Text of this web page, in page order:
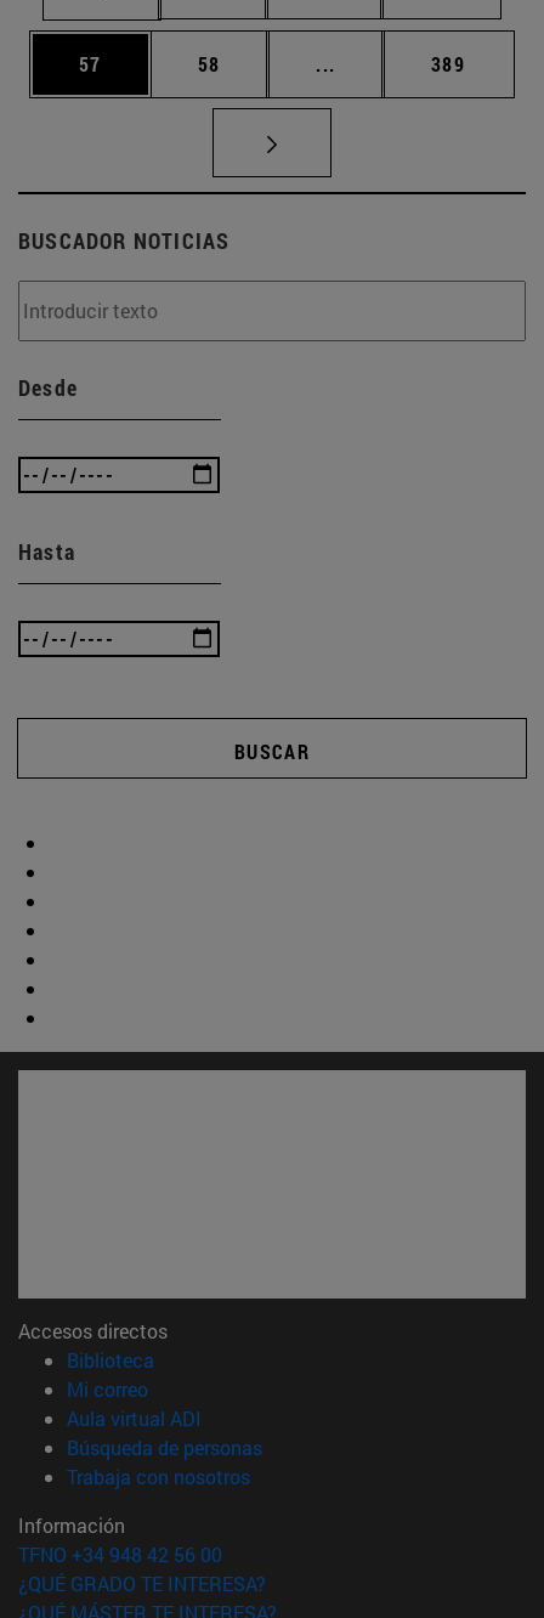
Página
57 Página
58 ... Páginas intermedias
Página
389
BUSCADOR NOTICIAS
Desde
Hasta
BUSCAR
Accesos directos
Biblioteca
Mi correo(abre en nueva ventana)
Aula virtual ADI
Búsqueda de personas(abre en nueva ventana)
Trabaja con nosotros(abre en nueva ventana)
Información
TFNO +34 948 42 56 00
¿QUÉ GRADO TE INTERESA?
¿QUÉ MÁSTER TE INTERESA?